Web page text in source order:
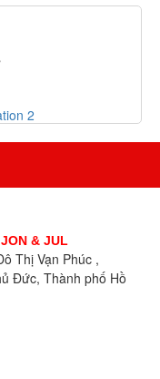
2
& JUL
Thị Vạn Phúc ,
Đức, Thành phố Hồ